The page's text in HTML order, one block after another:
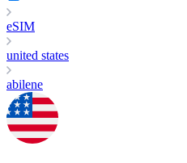
eSIM
united states
abilene